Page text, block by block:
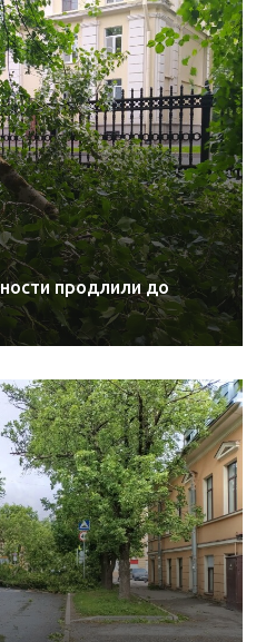
продлили до